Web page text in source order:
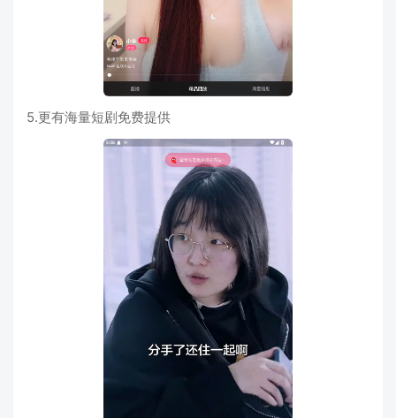
5.更有海量短剧免费提供